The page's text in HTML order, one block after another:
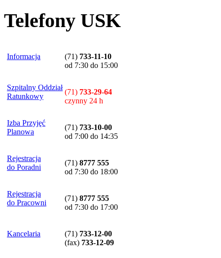
Telefony USK
Informacja (71) 733-11-10
od 7:30 do 15:00
Szpitalny Oddział
Ratunkowy
(71) 733-29-64
czynny 24 h
Izba Przyjęć
Planowa
(71) 733-10-00
od 7:00 do 14:35
Rejestracja
do Poradni
(71) 8777 555
od 7:30 do 18:00
Rejestracja
do Pracowni
(71) 8777 555
od 7:30 do 17:00
Kancelaria (71) 733-12-00
(fax) 733-12-09